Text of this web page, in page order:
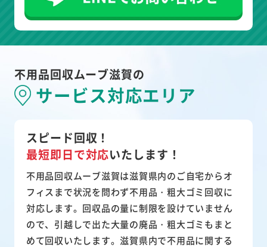
不用品回収ムーブ滋賀の
サービス対応エリア
スピード回収！
最短即日で対応いたします！
不用品回収ムーブ滋賀は滋賀県内のご自宅からオ
フィスまで状況を問わず不用品・粗大ゴミ回収に
対応します。回収品の量に制限を設けていません
ので、引越しで出た大量の廃品・粗大ゴミもまと
めて回収いたします。滋賀県内で不用品に関する